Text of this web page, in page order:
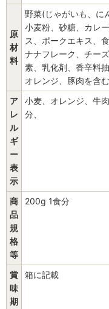
原
材
料
野菜(じゃがいも、に
小麦粉、砂糖、カレ
ス、ポークエキス、
ナナフレーク、チー
素、乳化剤、香辛料
オレンジ、豚肉を含
ア
レ
ル
ギ
ー
表
示
小麦、オレンジ、牛
分、
商
品
規
格
等
200g 1食分
賞
味
期
箱に記載